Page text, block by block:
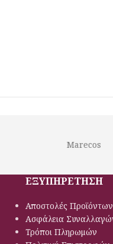
ΕΞΥΠΗΡΕΤΗΣΗ
Αποστολές Προϊόντων
Ασφάλεια
Τρόποι Πληρωμών